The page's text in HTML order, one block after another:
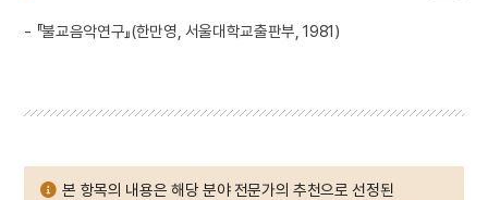
- 『불교음악연구』(한만영, 서울대학교출판부, 1981)
본 항목의 내용은 해당 분야 전문가의 추천으로 선정된